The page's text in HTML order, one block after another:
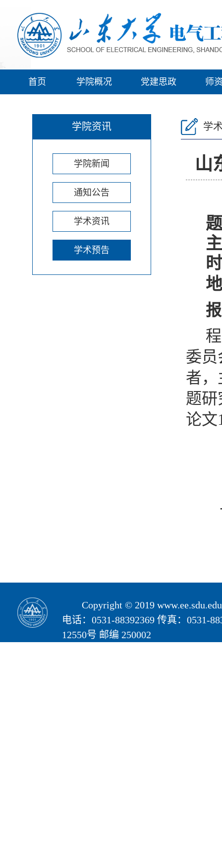
首页 学院概况 党建思政 师
学院资讯
学院新闻
通知公告
学术资讯
学术预告
学
山
主
时
地
委员
者，
题研
论文
Copyright © 2019
电话：0531-88392369 传真：0531-
12550号 邮编 250002